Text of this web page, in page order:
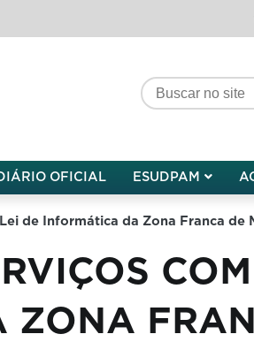
OFICIAL ESUDPAM
de Informática da Zona Franca de
ZONA